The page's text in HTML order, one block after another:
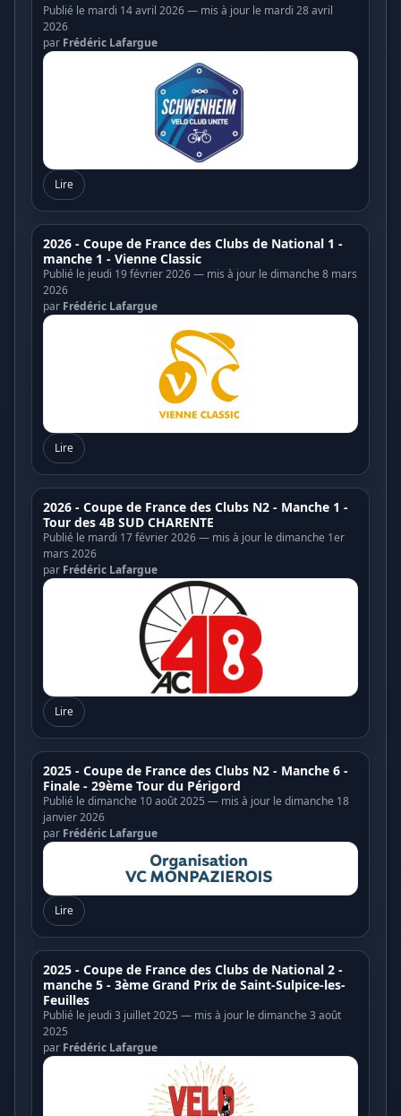
Publié le mardi 14 avril 2026 — mis à jour le mardi 28 avril
2026
par Frédéric Lafargue
Lire
2026 - Coupe de France des Clubs de National 1 -
manche 1 - Vienne Classic
Publié le jeudi 19 février 2026 — mis à jour le dimanche 8 mars
2026
par Frédéric Lafargue
Lire
2026 - Coupe de France des Clubs N2 - Manche 1 -
Tour des 4B SUD CHARENTE
Publié le mardi 17 février 2026 — mis à jour le dimanche 1er
mars 2026
par Frédéric Lafargue
Lire
2025 - Coupe de France des Clubs N2 - Manche 6 -
Finale - 29ème Tour du Périgord
Publié le dimanche 10 août 2025 — mis à jour le dimanche 18
janvier 2026
par Frédéric Lafargue
Lire
2025 - Coupe de France des Clubs de National 2 -
manche 5 - 3ème Grand Prix de Saint-Sulpice-les-
Feuilles
Publié le jeudi 3 juillet 2025 — mis à jour le dimanche 3 août
2025
par Frédéric Lafargue